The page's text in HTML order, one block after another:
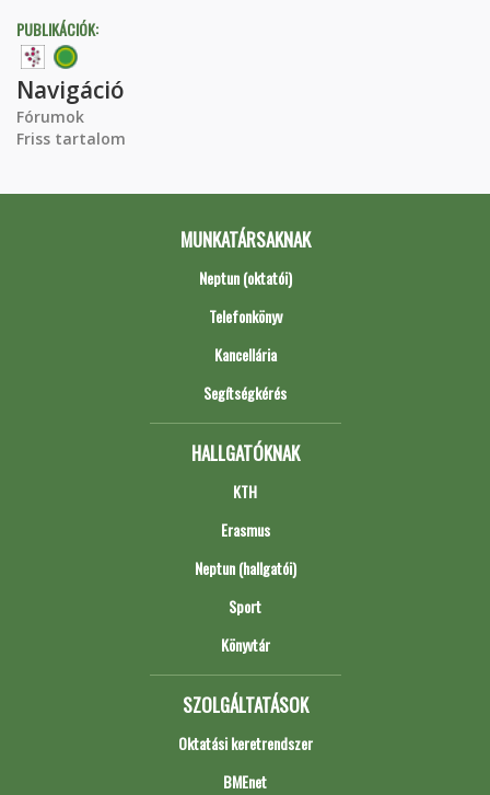
PUBLIKÁCIÓK:
Navigáció
Fórumok
Friss tartalom
MUNKATÁRSAKNAK
Neptun (oktatói)
Telefonkönyv
Kancellária
Segítségkérés
HALLGATÓKNAK
KTH
Erasmus
Neptun (hallgatói)
Sport
Könyvtár
SZOLGÁLTATÁSOK
Oktatási keretrendszer
BMEnet